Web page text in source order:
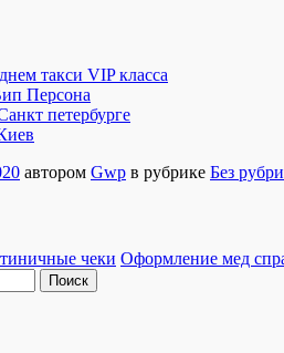
такси VIP класса
Персона
петербурге
автором Gwp в рубрике Без
чеки Оформление мед